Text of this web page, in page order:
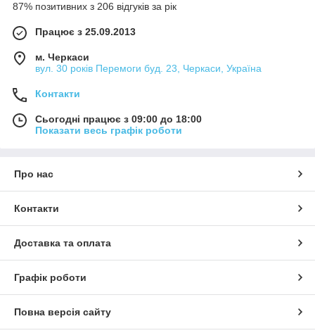
87% позитивних з 206 відгуків за рік
Працює з 25.09.2013
м. Черкаси
вул. 30 років Перемоги буд. 23, Черкаси, Україна
Контакти
Сьогодні працює з 09:00 до 18:00
Показати весь графік роботи
Про нас
Контакти
Доставка та оплата
Графік роботи
Повна версія сайту